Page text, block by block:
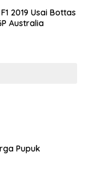
2019 Usai Bottas
Australia
Pupuk